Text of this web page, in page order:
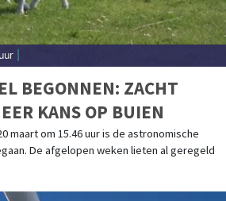
BEGONNEN: ZACHT
KANS OP BUIEN
maart om 15.46 uur is de astronomische
De afgelopen weken lieten al geregeld